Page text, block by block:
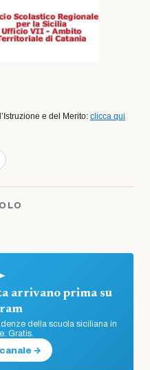
e del Merito: clicca qui
arrivano prima su
della scuola siciliana in
Gratis.
→